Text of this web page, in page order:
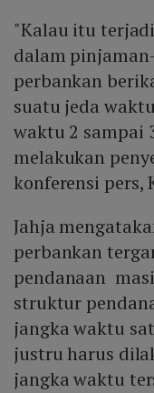
"Kalau itu
dalam
perbankan
suatu jeda
waktu 2 sampai
melakukan
konferensi pers,
Jahja
perbankan
pendanaan
struktur
jangka waktu
justru harus
jangka waktu